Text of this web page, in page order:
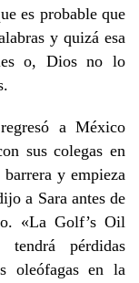
es probable que
y quizá esa
o, Dios no lo
a México
sus colegas en
y empieza
a Sara antes de
«La Golf’s Oil
tendrá pérdidas
oleófagas en la